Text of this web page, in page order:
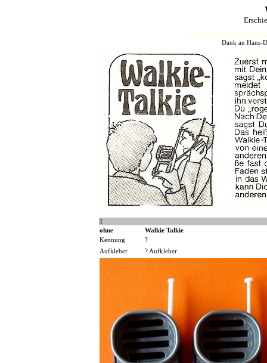
HJFHenze - Helmut´s
Dank an Hans-
1
ohne
Walkie Talkie
Kennung
?
Aufkleber
? Aufkleber